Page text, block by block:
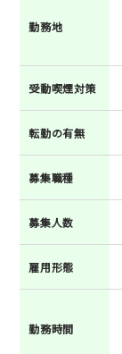
勤務地
受動喫煙対策
転勤の有無
募集職種
募集人数
雇用形態
勤務時間